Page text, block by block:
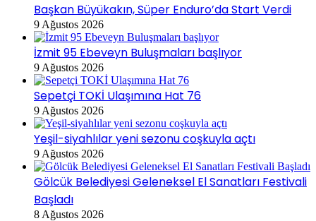
Başkan Büyükakın, Süper Enduro’da Start Verdi
9 Ağustos 2026
İzmit 95 Ebeveyn Buluşmaları başlıyor
9 Ağustos 2026
Sepetçi TOKİ Ulaşımına Hat 76
9 Ağustos 2026
Yeşil-siyahlılar yeni sezonu coşkuyla açtı
9 Ağustos 2026
Gölcük Belediyesi Geleneksel El Sanatları Festivali
Başladı
8 Ağustos 2026